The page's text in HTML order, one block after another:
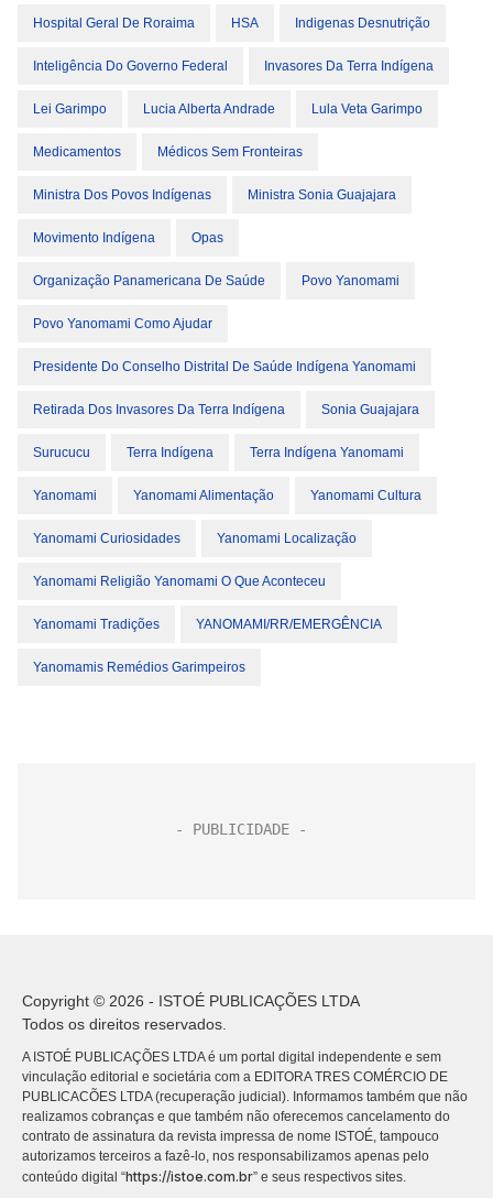
Hospital Geral De Roraima HSA Indigenas Desnutrição
Inteligência Do Governo Federal Invasores Da Terra Indígena
Lei Garimpo Lucia Alberta Andrade Lula Veta Garimpo
Medicamentos Médicos Sem Fronteiras
Ministra Dos Povos Indígenas Ministra Sonia Guajajara
Movimento Indígena Opas
Organização Panamericana De Saúde Povo Yanomami
Povo Yanomami Como Ajudar
Presidente Do Conselho Distrital De Saúde Indígena Yanomami
Retirada Dos Invasores Da Terra Indígena Sonia Guajajara
Surucucu Terra Indígena Terra Indígena Yanomami
Yanomami Yanomami Alimentação Yanomami Cultura
Yanomami Curiosidades Yanomami Localização
Yanomami Religião Yanomami O Que Aconteceu
Yanomami Tradições YANOMAMI/RR/EMERGÊNCIA
Yanomamis Remédios Garimpeiros
Copyright © 2026 - ISTOÉ PUBLICAÇÕES LTDA
Todos os direitos reservados.
A ISTOÉ PUBLICAÇÕES LTDA é um portal digital independente e sem
vinculação editorial e societária com a EDITORA TRES COMÉRCIO DE
PUBLICACÕES LTDA (recuperação judicial). Informamos também que não
realizamos cobranças e que também não oferecemos cancelamento do
contrato de assinatura da revista impressa de nome ISTOÉ, tampouco
autorizamos terceiros a fazê-lo, nos responsabilizamos apenas pelo
conteúdo digital “https://istoe.com.br” e seus respectivos sites.